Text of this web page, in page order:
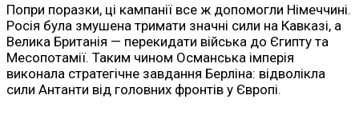
Попри поразки, ці кампанії все ж допомогли Німеччині.
Росія була змушена тримати значні сили на Кавказі, а
Велика Британія — перекидати війська до Єгипту та
Месопотамії. Таким чином Османська імперія
виконала стратегічне завдання Берліна: відволікла
сили Антанти від головних фронтів у Європі.